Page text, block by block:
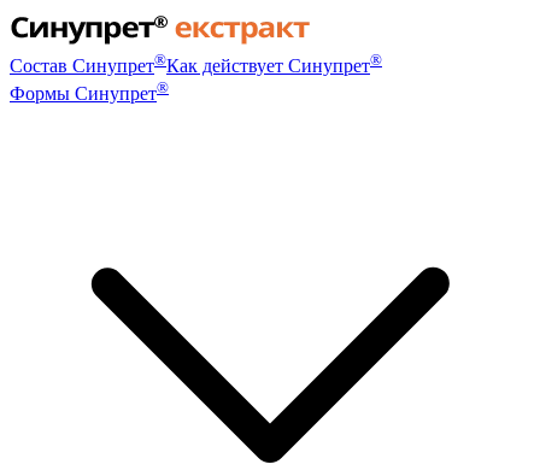
Состав Синупрет®Как действует Синупрет®
Формы Синупрет®